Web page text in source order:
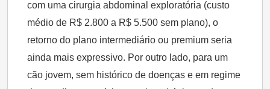
com uma cirurgia abdominal exploratória (custo
médio de R$ 2.800 a R$ 5.500 sem plano), o
retorno do plano intermediário ou premium seria
ainda mais expressivo. Por outro lado, para um
cão jovem, sem histórico de doenças e em regime